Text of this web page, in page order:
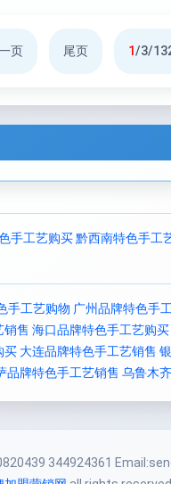
页 尾页 1/3/
手工艺购买黔西南特色手工
手工艺购物 广州品牌特色手
销售 海口品牌特色手工艺购买
买 大连品牌特色手工艺销售
品牌特色手工艺销售 乌鲁木
344924361